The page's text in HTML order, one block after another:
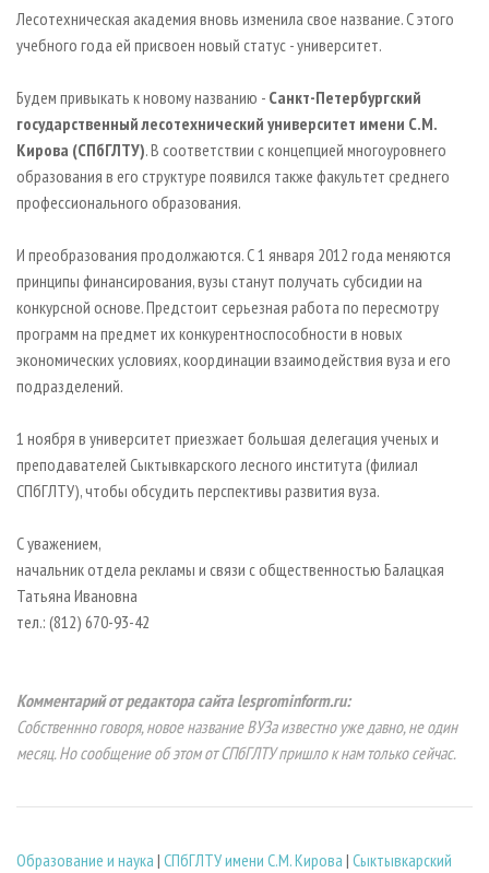
СУШКА ДРЕВЕСИНЫ
ПРОИЗВОДСТВО ДРЕВЕСНЫХ ПЛИТ
ПРОИЗВОДСТВО МЕБЕЛИ
БИОЭНЕРГЕТИКА
ЦБП
ПЕРСОНЫ
МОБИЛЬНЫЕ ВЫСТАВКИ
ПРИОРИТЕТНЫЕ ИНВЕСТПРОЕКТЫ
RUSSIAN FORESTRY REVIEW
ГАЗЕТА ЛЕСПРОМФОРУМ
КОНТАКТЫ
РЕКЛАМА
РЕКЛАМА НА САЙТЕ
Лесотехническая академия вновь изменила свое название. С этого
учебного года ей присвоен новый статус - университет.
Будем привыкать к новому названию - Санкт-Петербургский
государственный лесотехнический университет имени С.М.
Кирова (СПбГЛТУ). В соответствии с концепцией многоуровнего
образования в его структуре появился также факультет среднего
профессионального образования.
И преобразования продолжаются. С 1 января 2012 года меняются
принципы финансирования, вузы станут получать субсидии на
конкурсной основе. Предстоит серьезная работа по пересмотру
программ на предмет их конкурентноспособности в новых
экономических условиях, координации взаимодействия вуза и его
подразделений.
1 ноября в университет приезжает большая делегация ученых и
преподавателей Сыктывкарского лесного института (филиал
СПбГЛТУ), чтобы обсудить перспективы развития вуза.
С уважением,
начальник отдела рекламы и связи с общественностью Балацкая
Татьяна Ивановна
тел.: (812) 670-93-42
Комментарий от редактора сайта lesprominform.ru:
Собственнно говоря, новое название ВУЗа известно уже давно, не один
месяц. Но сообщение об этом от СПбГЛТУ пришло к нам только сейчас.
Образование и наука | СПбГЛТУ имени С.М. Кирова | Сыктывкарский